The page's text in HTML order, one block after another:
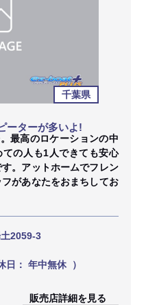
千葉県
ーターが多いよ!
最高のロケーションの中
の人も1人できても安心
。アットホームでフレン
があなたをおまちしてお
2059-3
日： 年中無休 ）
販売店詳細を見る